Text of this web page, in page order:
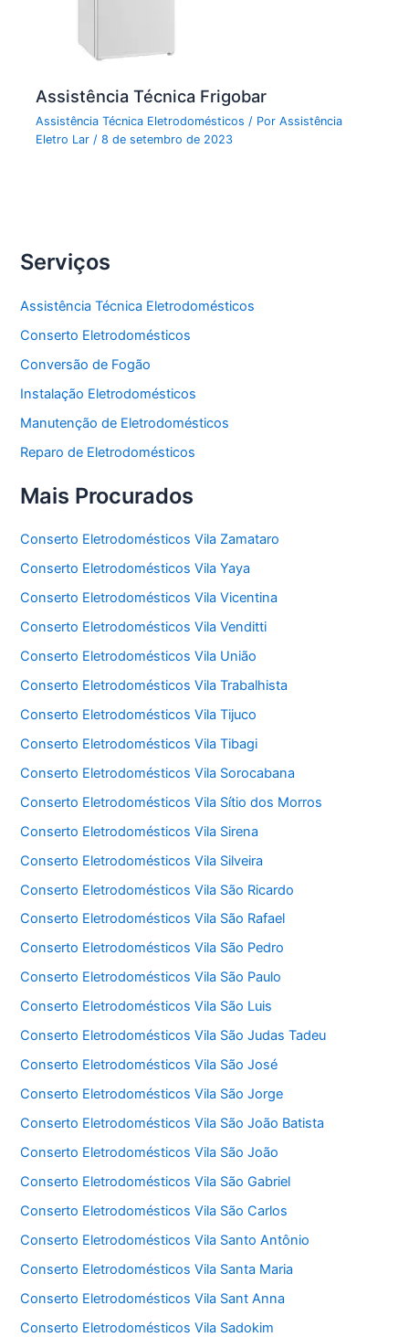
Assistência Técnica Frigobar
Assistência Técnica Eletrodomésticos / PorAssistência
Eletro Lar /8 de setembro de 2023
Serviços
Assistência Técnica Eletrodomésticos
Conserto Eletrodomésticos
Conversão de Fogão
Instalação Eletrodomésticos
Manutenção de Eletrodomésticos
Reparo de Eletrodomésticos
Mais Procurados
Conserto Eletrodomésticos Vila Zamataro
Conserto Eletrodomésticos Vila Yaya
Conserto Eletrodomésticos Vila Vicentina
Conserto Eletrodomésticos Vila Venditti
Conserto Eletrodomésticos Vila União
Conserto Eletrodomésticos Vila Trabalhista
Conserto Eletrodomésticos Vila Tijuco
Conserto Eletrodomésticos Vila Tibagi
Conserto Eletrodomésticos Vila Sorocabana
Conserto Eletrodomésticos Vila Sítio dos Morros
Conserto Eletrodomésticos Vila Sirena
Conserto Eletrodomésticos Vila Silveira
Conserto Eletrodomésticos Vila São Ricardo
Conserto Eletrodomésticos Vila São Rafael
Conserto Eletrodomésticos Vila São Pedro
Conserto Eletrodomésticos Vila São Paulo
Conserto Eletrodomésticos Vila São Luis
Conserto Eletrodomésticos Vila São Judas Tadeu
Conserto Eletrodomésticos Vila São José
Conserto Eletrodomésticos Vila São Jorge
Conserto Eletrodomésticos Vila São João Batista
Conserto Eletrodomésticos Vila São João
Conserto Eletrodomésticos Vila São Gabriel
Conserto Eletrodomésticos Vila São Carlos
Conserto Eletrodomésticos Vila Santo Antônio
Conserto Eletrodomésticos Vila Santa Maria
Conserto Eletrodomésticos Vila Sant Anna
Conserto Eletrodomésticos Vila Sadokim